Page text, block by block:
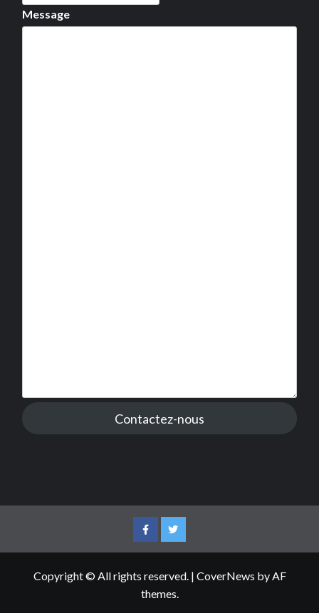
Message
Contactez-nous
FacebookTwitter
Copyright © All rights reserved. | CoverNews by AF
themes.